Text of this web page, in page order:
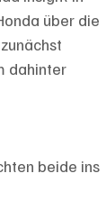
über die
dahinter
beide ins